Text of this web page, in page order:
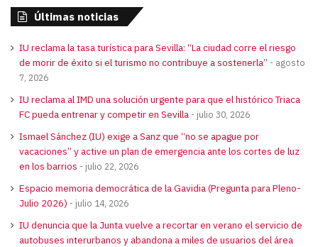
Últimas noticias
IU reclama la tasa turística para Sevilla: “La ciudad corre el riesgo
de morir de éxito si el turismo no contribuye a sostenerla”
agosto
7, 2026
IU reclama al IMD una solución urgente para que el histórico Triaca
FC pueda entrenar y competir en Sevilla
julio 30, 2026
Ismael Sánchez (IU) exige a Sanz que “no se apague por
vacaciones” y active un plan de emergencia ante los cortes de luz
en los barrios
julio 22, 2026
Espacio memoria democrática de la Gavidia (Pregunta para Pleno-
Julio 2026)
julio 14, 2026
IU denuncia que la Junta vuelve a recortar en verano el servicio de
autobuses interurbanos y abandona a miles de usuarios del área